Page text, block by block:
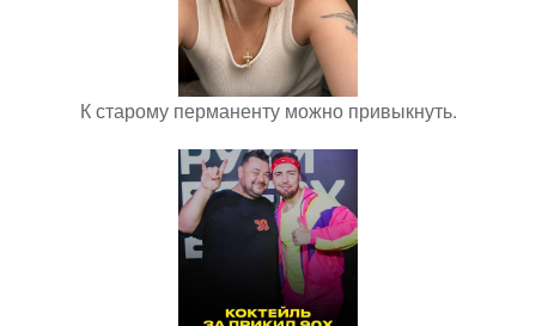
К старому перманенту можно привыкнуть.